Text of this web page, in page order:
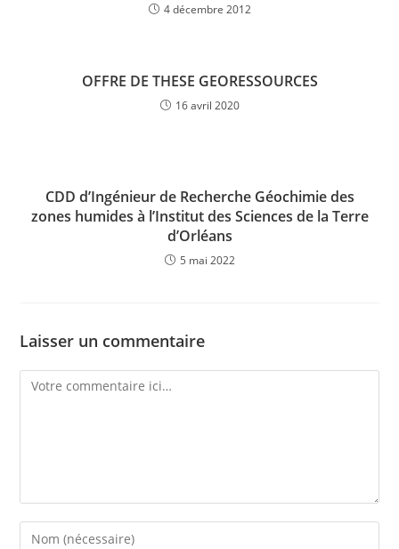
4 décembre 2012
OFFRE DE THESE GEORESSOURCES
16 avril 2020
CDD d’Ingénieur de Recherche Géochimie des
zones humides à l’Institut des Sciences de la Terre
d’Orléans
5 mai 2022
Laisser un commentaire